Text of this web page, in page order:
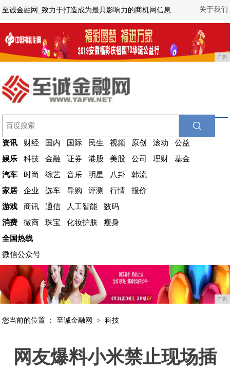
关于我们
至诚金融网_致力于打造成为最具影响力的商机网信息
广告
资讯 财经 国内 国际 民生 视频 原创 滚动
公益
娱乐
科技 金融 证券 港股 美股 公司 理财
基金
汽车
时尚 综艺 音乐 明星 八卦
韩流
家居
企业 选车 导购 评测 行情
报价
游戏
商讯 通信 人工智能
数码
消费
微商 珠宝 化妆护肤
瘦身
全国热线
微信公众号
广告
您当前的位置 ： 至诚金融网 >科技
网友爆料小米禁止现场插